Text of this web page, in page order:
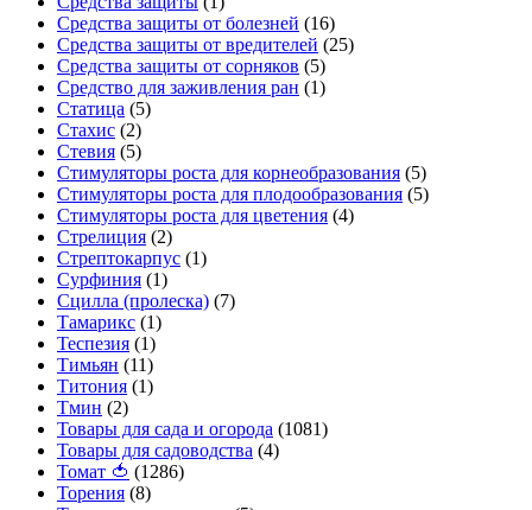
Средства защиты от болезней (16)
Средства защиты от вредителей (25)
Средства защиты от сорняков (5)
Средство для заживления ран (1)
Статица (5)
Стахис (2)
Стевия (5)
Стимуляторы роста для корнеобразования (5)
Стимуляторы роста для плодообразования (5)
Стимуляторы роста для цветения (4)
Стрелиция (2)
Стрептокарпус (1)
Сурфиния (1)
Сцилла (пролеска) (7)
Тамарикс (1)
Теспезия (1)
Тимьян (11)
Титония (1)
Тмин (2)
Товары для сада и огорода (1081)
Товары для садоводства (4)
Томат 🍅 (1286)
Торения (8)